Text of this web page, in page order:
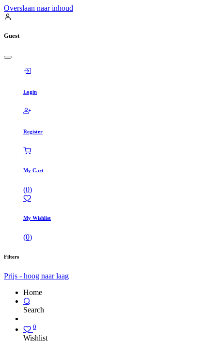
Overslaan naar inhoud
Guest
Login
Register
My Cart
(0)
My Wishlist
(0)
Filters
Prijs - hoog naar laag
Home
Search
0
Wishlist